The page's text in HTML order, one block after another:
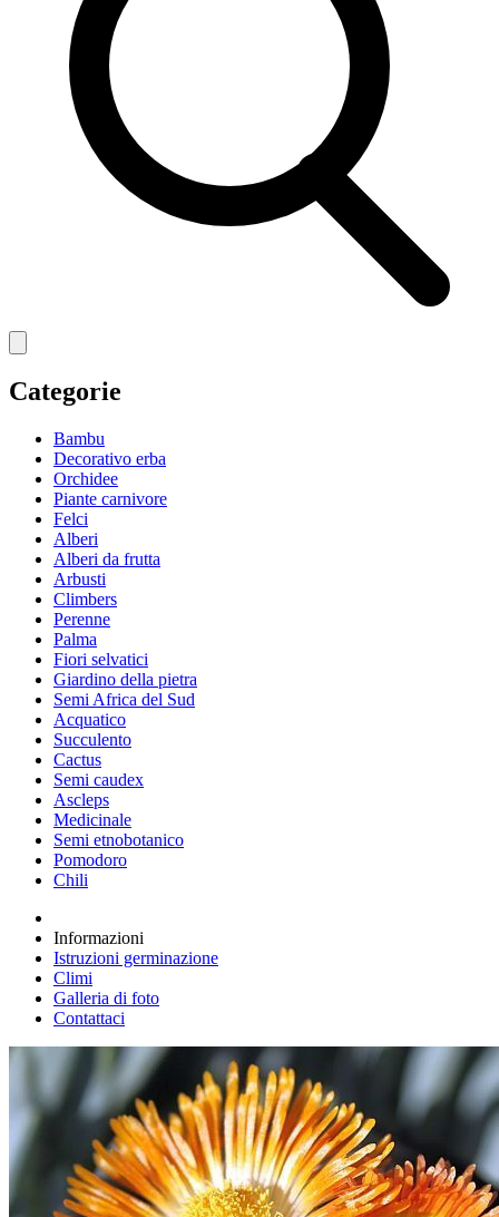
Categorie
Bambu
Decorativo erba
Orchidee
Piante carnivore
Felci
Alberi
Alberi da frutta
Arbusti
Climbers
Perenne
Palma
Fiori selvatici
Giardino della pietra
Semi Africa del Sud
Acquatico
Succulento
Cactus
Semi caudex
Ascleps
Medicinale
Semi etnobotanico
Pomodoro
Chili
Informazioni
Istruzioni germinazione
Climi
Galleria di foto
Contattaci